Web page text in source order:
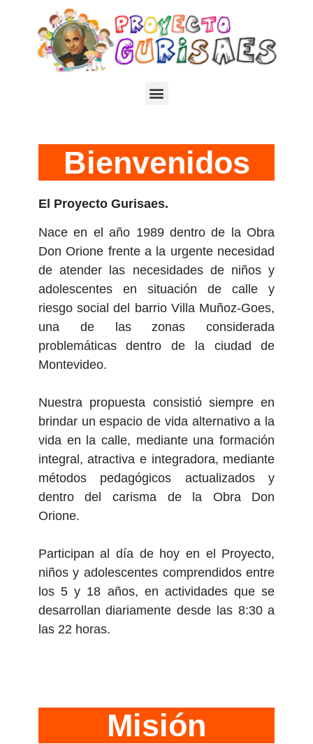
Bienvenidos
El Proyecto Gurisaes.
Nace en el año 1989 dentro de la Obra
Don Orione frente a la urgente necesidad
de atender las necesidades de niños y
adolescentes en situación de calle y
riesgo social del barrio Villa Muñoz-Goes,
una de las zonas considerada
problemáticas dentro de la ciudad de
Montevideo.
Nuestra propuesta consistió siempre en
brindar un espacio de vida alternativo a la
vida en la calle, mediante una formación
integral, atractiva e integradora, mediante
métodos pedagógicos actualizados y
dentro del carisma de la Obra Don
Orione.
Participan al día de hoy en el Proyecto,
niños y adolescentes comprendidos entre
los 5 y 18 años, en actividades que se
desarrollan diariamente desde las 8:30 a
las 22 horas.
Misión